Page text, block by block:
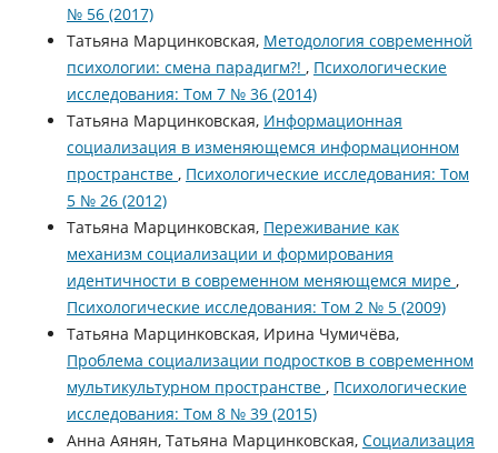
№ 56 (2017)
Татьяна Марцинковская, Методология современной
психологии: смена парадигм?! , Психологические
исследования: Том 7 № 36 (2014)
Татьяна Марцинковская, Информационная
социализация в изменяющемся информационном
пространстве , Психологические исследования: Том
5 № 26 (2012)
Татьяна Марцинковская, Переживание как
механизм социализации и формирования
идентичности в современном меняющемся мире ,
Психологические исследования: Том 2 № 5 (2009)
Татьяна Марцинковская, Ирина Чумичёва,
Проблема социализации подростков в современном
мультикультурном пространстве , Психологические
исследования: Том 8 № 39 (2015)
Анна Аянян, Татьяна Марцинковская, Социализация